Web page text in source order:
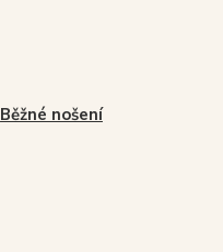
Běžné nošení